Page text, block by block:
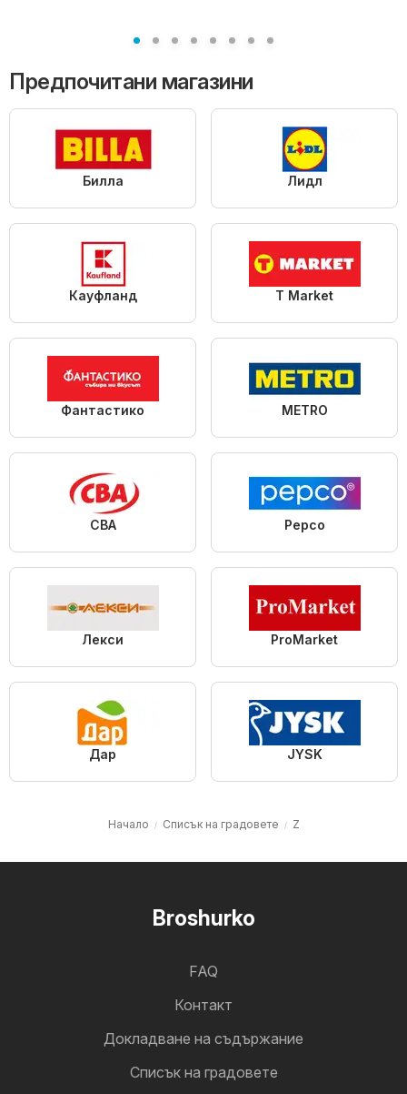
Предпочитани магазини
Билла Лидл
Кауфланд T Market
Фантастико METRO
CBA Pepco
Лекси ProMarket
Дар JYSK
Начало Cписък на градовете Z
Broshurko
FAQ
Контакт
Докладване на съдържание
Cписък на градовете